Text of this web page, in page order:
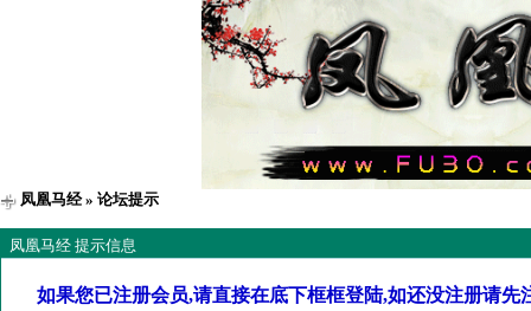
凤凰马经» 论坛提示
凤凰马经 提示信息
如果您已注册会员,请直接在底下框框登陆,如还没注册请先